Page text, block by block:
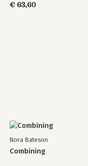
€ 63,60
Nora Bateson
Combining